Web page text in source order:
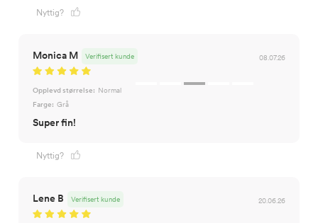
Nyttig?
Monica M 08.07.26
Verifisert kunde
Opplevd størrelse: Normal
Farge: Grå
Super fin!
Nyttig?
Lene B 20.06.26
Verifisert kunde